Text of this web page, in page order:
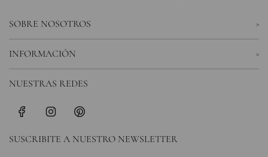
SOBRE NOSOTROS
INFORMACIÓN
SUSCRIBITE A NUESTRO NEWSLETTER
NUESTRAS REDES